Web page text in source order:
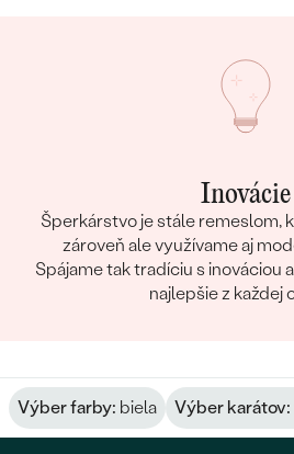
Inovácie
Šperkárstvo je stále remeslom,
zároveň ale využívame aj
Spájame tak tradíciu s inováciou
najlepšie z každej
Výber farby: biela Výber karátov: